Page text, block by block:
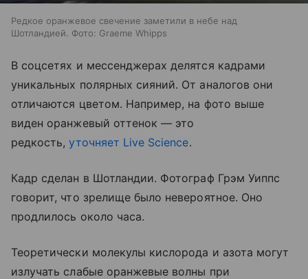
Редкое оранжевое свечение заметили в небе над
Шотландией. Фото: Graeme Whipps
В соцсетях и мессенджерах делятся кадрами
уникальных полярных сияний. От аналогов они
отличаются цветом. Например, на фото выше
виден оранжевый оттенок — это
редкость,уточняет Live Science.
Кадр сделан в Шотландии. Фотограф Грэм Уиппс
говорит, что зрелище было невероятное. Оно
продлилось около часа.
Теоретически молекулы кислорода и азота могут
излучать слабые оранжевые волны при